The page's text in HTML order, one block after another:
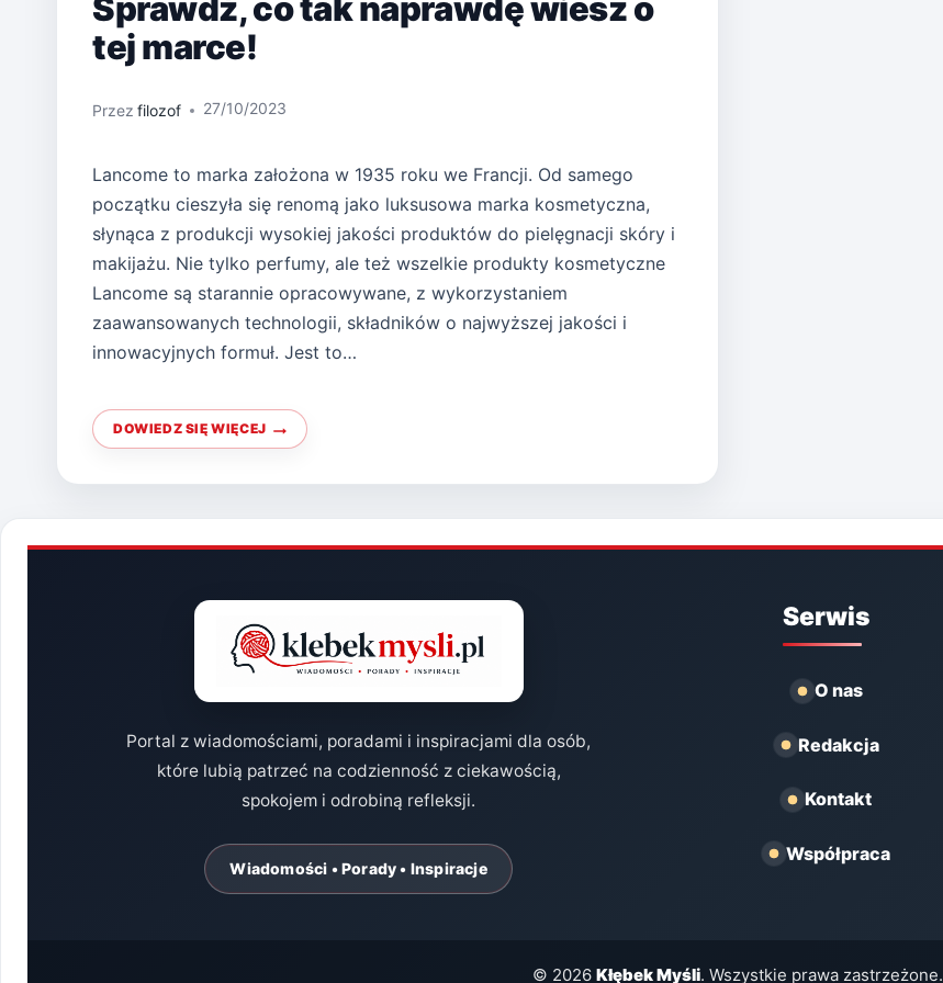
Sprawdź, co tak naprawdę wiesz o
tej marce!
Przez filozof 27/10/2023
Lancome to marka założona w 1935 roku we Francji. Od samego
początku cieszyła się renomą jako luksusowa marka kosmetyczna,
słynąca z produkcji wysokiej jakości produktów do pielęgnacji skóry i
makijażu. Nie tylko perfumy, ale też wszelkie produkty kosmetyczne
Lancome są starannie opracowywane, z wykorzystaniem
zaawansowanych technologii, składników o najwyższej jakości i
innowacyjnych formuł. Jest to…
DOWIEDZ SIĘ WIĘCEJ
LUBISZ
PERFUMY
CO
TEJ
Portal z wiadomościami, poradami i inspiracjami dla osób,
które lubią patrzeć na codzienność z ciekawością,
spokojem i odrobiną refleksji.
Wiadomości • Porady • Inspiracje
Serwis
O nas
Redakcja
Kontakt
Współpraca
© 2026 Kłębek Myśli. Wszystkie prawa zastrzeżone.